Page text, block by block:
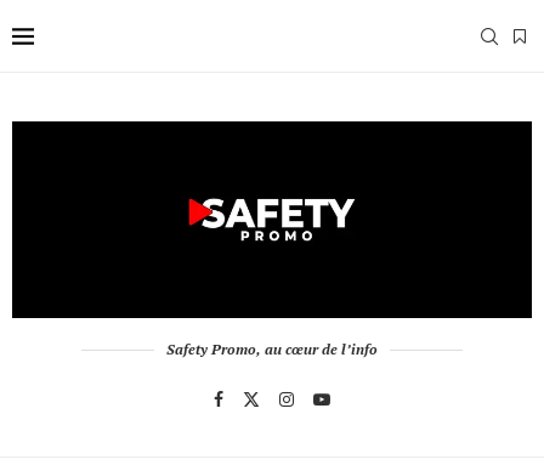
Safety Promo, au cœur de l’info